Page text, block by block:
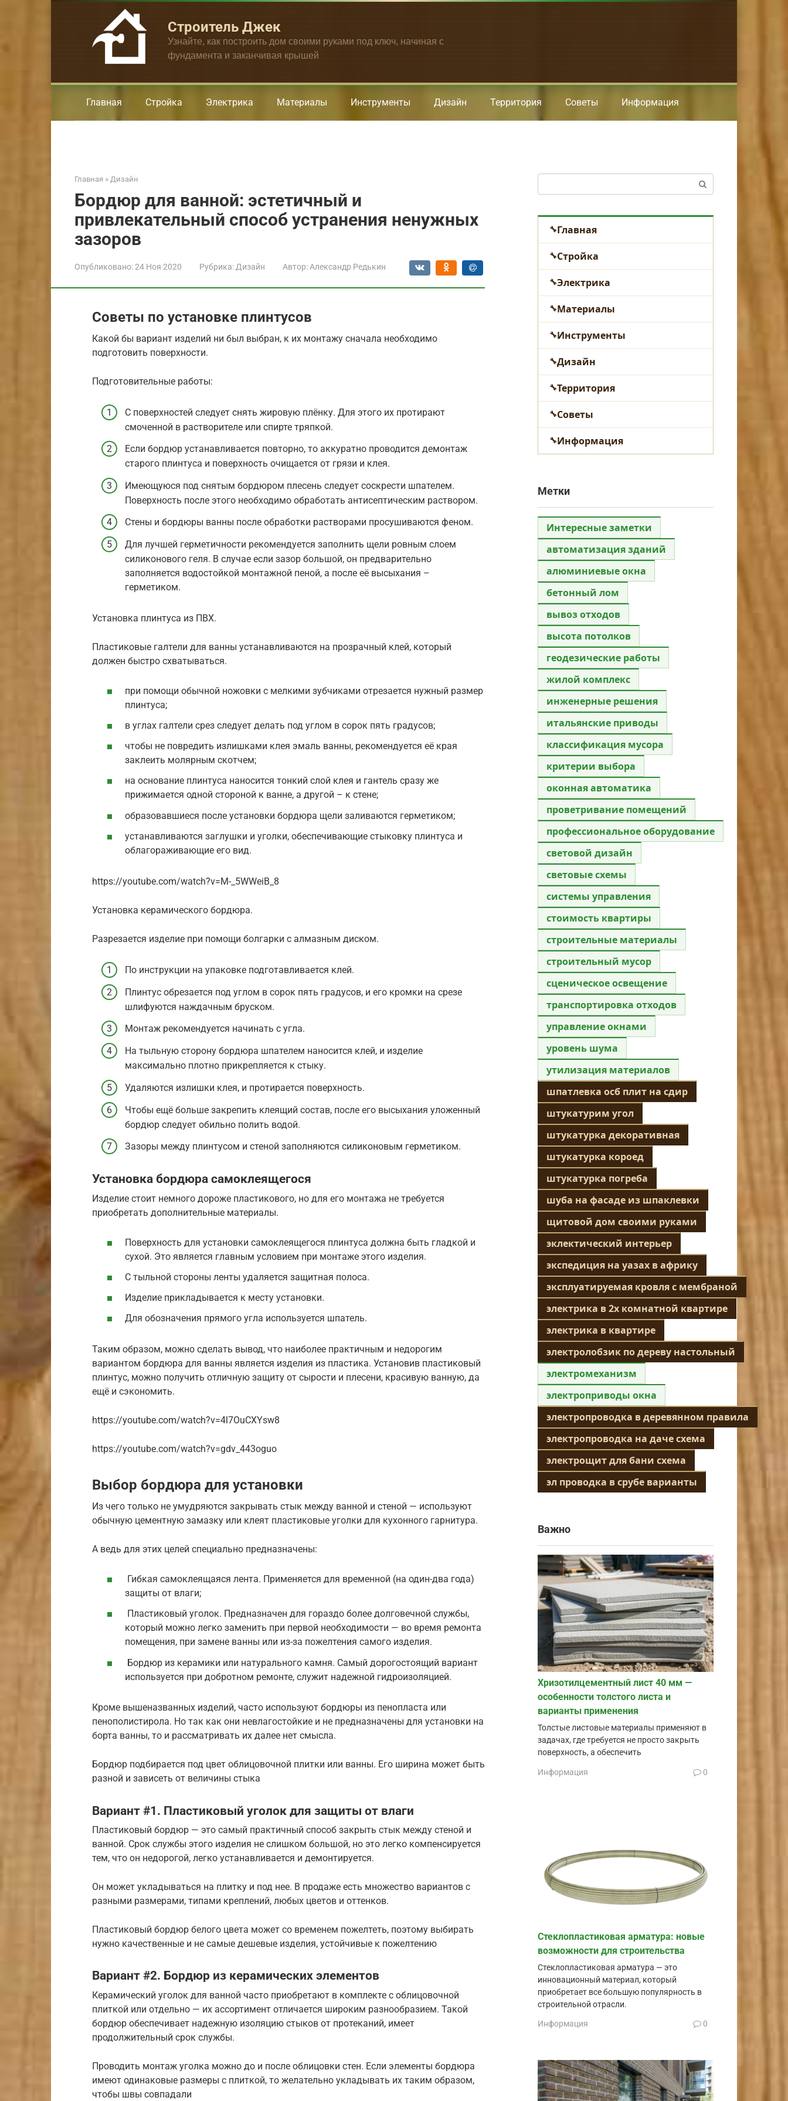
Строитель Джек
Узнайте, как построить дом своими руками под ключ, начиная с
фундамента и заканчивая крышей
Главная Стройка Электрика Материалы Инструменты Дизайн Территория Советы Информация
Главная » Дизайн
Бордюр для ванной: эстетичный и
привлекательный способ устранения ненужных
зазоров
Опубликовано:24 Ноя 2020 Рубрика: Дизайн Автор: Александр Редькин
Советы по установке плинтусов
Какой бы вариант изделий ни был выбран, к их монтажу сначала необходимо
подготовить поверхности.
Подготовительные работы:
С поверхностей следует снять жировую плёнку. Для этого их протирают
смоченной в растворителе или спирте тряпкой.
Если бордюр устанавливается повторно, то аккуратно проводится демонтаж
старого плинтуса и поверхность очищается от грязи и клея.
Имеющуюся под снятым бордюром плесень следует соскрести шпателем.
Поверхность после этого необходимо обработать антисептическим раствором.
Стены и бордюры ванны после обработки растворами просушиваются феном.
Для лучшей герметичности рекомендуется заполнить щели ровным слоем
силиконового геля. В случае если зазор большой, он предварительно
заполняется водостойкой монтажной пеной, а после её высыхания –
герметиком.
Установка плинтуса из ПВХ.
Пластиковые галтели для ванны устанавливаются на прозрачный клей, который
должен быстро схватываться.
при помощи обычной ножовки с мелкими зубчиками отрезается нужный размер
плинтуса;
в углах галтели срез следует делать под углом в сорок пять градусов;
чтобы не повредить излишками клея эмаль ванны, рекомендуется её края
заклеить молярным скотчем;
на основание плинтуса наносится тонкий слой клея и гантель сразу же
прижимается одной стороной к ванне, а другой – к стене;
образовавшиеся после установки бордюра щели заливаются герметиком;
устанавливаются заглушки и уголки, обеспечивающие стыковку плинтуса и
облагораживающие его вид.
https://youtube.com/watch?v=M-_5WWeiB_8
Установка керамического бордюра.
Разрезается изделие при помощи болгарки с алмазным диском.
По инструкции на упаковке подготавливается клей.
Плинтус обрезается под углом в сорок пять градусов, и его кромки на срезе
шлифуются наждачным бруском.
Монтаж рекомендуется начинать с угла.
На тыльную сторону бордюра шпателем наносится клей, и изделие
максимально плотно прикрепляется к стыку.
Удаляются излишки клея, и протирается поверхность.
Чтобы ещё больше закрепить клеящий состав, после его высыхания уложенный
бордюр следует обильно полить водой.
Зазоры между плинтусом и стеной заполняются силиконовым герметиком.
Установка бордюра самоклеящегося
Изделие стоит немного дороже пластикового, но для его монтажа не требуется
приобретать дополнительные материалы.
Поверхность для установки самоклеящегося плинтуса должна быть гладкой и
сухой. Это является главным условием при монтаже этого изделия.
С тыльной стороны ленты удаляется защитная полоса.
Изделие прикладывается к месту установки.
Для обозначения прямого угла используется шпатель.
Таким образом, можно сделать вывод, что наиболее практичным и недорогим
вариантом бордюра для ванны является изделия из пластика. Установив пластиковый
плинтус, можно получить отличную защиту от сырости и плесени, красивую ванную, да
ещё и сэкономить.
https://youtube.com/watch?v=4l7OuCXYsw8
https://youtube.com/watch?v=gdv_443oguo
Выбор бордюра для установки
Из чего только не умудряются закрывать стык между ванной и стеной — используют
обычную цементную замазку или клеят пластиковые уголки для кухонного гарнитура.
А ведь для этих целей специально предназначены:
Гибкая самоклеящаяся лента. Применяется для временной (на один-два года)
защиты от влаги;
Пластиковый уголок. Предназначен для гораздо более долговечной службы,
который можно легко заменить при первой необходимости — во время ремонта
помещения, при замене ванны или из-за пожелтения самого изделия.
Бордюр из керамики или натурального камня. Самый дорогостоящий вариант
используется при добротном ремонте, служит надежной гидроизоляцией.
Кроме вышеназванных изделий, часто используют бордюры из пенопласта или
пенополистирола. Но так как они невлагостойкие и не предназначены для установки на
борта ванны, то и рассматривать их далее нет смысла.
Бордюр подбирается под цвет облицовочной плитки или ванны. Его ширина может быть
разной и зависеть от величины стыка
Вариант #1. Пластиковый уголок для защиты от влаги
Пластиковый бордюр — это самый практичный способ закрыть стык между стеной и
ванной. Срок службы этого изделия не слишком большой, но это легко компенсируется
тем, что он недорогой, легко устанавливается и демонтируется.
Он может укладываться на плитку и под нее. В продаже есть множество вариантов с
разными размерами, типами креплений, любых цветов и оттенков.
Пластиковый бордюр белого цвета может со временем пожелтеть, поэтому выбирать
нужно качественные и не самые дешевые изделия, устойчивые к пожелтению
Вариант #2. Бордюр из керамических элементов
Керамический уголок для ванной часто приобретают в комплекте с облицовочной
плиткой или отдельно — их ассортимент отличается широким разнообразием. Такой
бордюр обеспечивает надежную изоляцию стыков от протеканий, имеет
продолжительный срок службы.
Проводить монтаж уголка можно до и после облицовки стен. Если элементы бордюра
имеют одинаковые размеры с плиткой, то желательно укладывать их таким образом,
чтобы швы совпадали
Главная
Стройка
Электрика
Материалы
Инструменты
Дизайн
Территория
Советы
Информация
Метки
Интересные заметки
автоматизация зданий
алюминиевые окна
бетонный лом
вывоз отходов
высота потолков
геодезические работы
жилой комплекс
инженерные решения
итальянские приводы
классификация мусора
критерии выбора
оконная автоматика
проветривание помещений
профессиональное оборудование
световой дизайн
световые схемы
системы управления
стоимость квартиры
строительные материалы
строительный мусор
сценическое освещение
транспортировка отходов
управление окнами
уровень шума
утилизация материалов
шпатлевка осб плит на сдир
штукатурим угол
штукатурка декоративная
штукатурка короед
штукатурка погреба
шуба на фасаде из шпаклевки
щитовой дом своими руками
эклектический интерьер
экспедиция на уазах в африку
эксплуатируемая кровля с мембраной
электрика в 2х комнатной квартире
электрика в квартире
электролобзик по дереву настольный
электромеханизм
электроприводы окна
электропроводка в деревянном правила
электропроводка на даче схема
электрощит для бани схема
эл проводка в срубе варианты
Важно
Хризотилцементный лист 40 мм —
особенности толстого листа и
варианты применения
Толстые листовые материалы применяют в
задачах, где требуется не просто закрыть
поверхность, а обеспечить
Информация 0
Стеклопластиковая арматура: новые
возможности для строительства
Стеклопластиковая арматура — это
инновационный материал, который
приобретает все большую популярность в
строительной отрасли.
Информация 0